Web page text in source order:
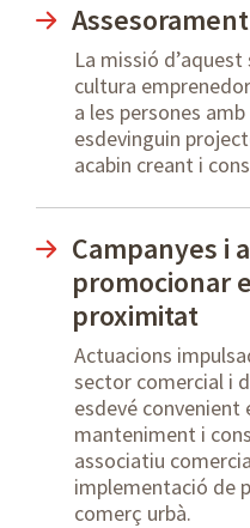
La missió
cultura
a les persones
esdevinguin
acabin creant i
Campanyes i
promocionar
proximitat
Actuacions
sector comercial i
esdevé convenient
manteniment i
associatiu
implementació de
comerç urbà.